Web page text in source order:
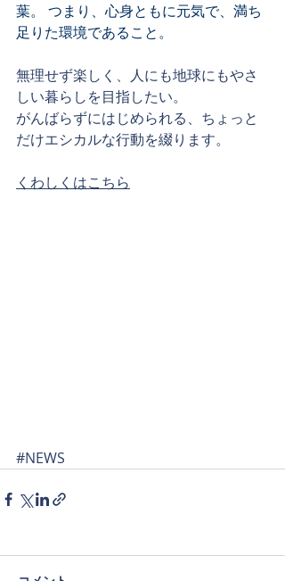
葉。 つまり、心身ともに元気で、満ち
足りた環境であること。
無理せず楽しく、人にも地球にもやさ
しい暮らしを目指したい。
がんばらずにはじめられる、ちょっと
だけエシカルな行動を綴ります。
くわしくはこちら
#NEWS